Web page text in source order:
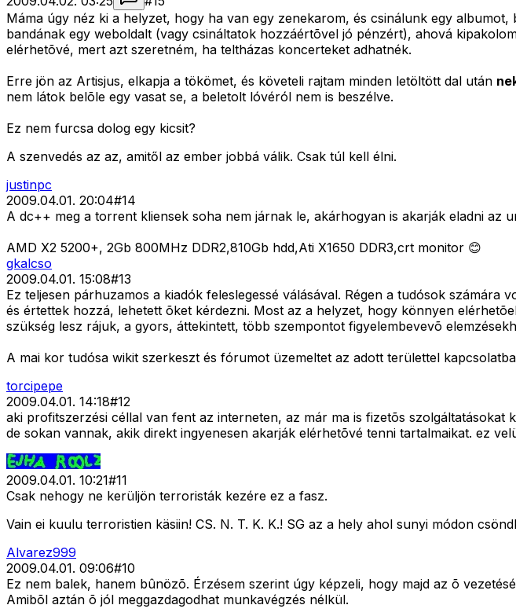
Máma úgy néz ki a helyzet, hogy ha van egy zenekarom, és csinálunk egy
bandának egy weboldalt (vagy csináltatok hozzáértõvel jó pénzért), ahová
elérhetõvé, mert azt szeretném, ha teltházas koncerteket adhatnék.
Erre jön az Artisjus, elkapja a tökömet, és követeli rajtam minden letöltött dal után
nem látok belõle egy vasat se, a beletolt lóvéról nem is beszélve.
Ez nem furcsa dolog egy kicsit?
A szenvedés az az, amitől az ember jobbá válik. Csak túl kell élni.
justinpc
2009.04.01. 20:04#14
A dc++ meg a torrent kliensek soha nem járnak le, akárhogyan is akarják eladni az
AMD X2 5200+, 2Gb 800MHz DDR2,810Gb hdd,Ati X1650 DDR3,crt monitor 😊
gkalcso
2009.04.01. 15:08#13
Ez teljesen párhuzamos a kiadók feleslegessé válásával. Régen a tudósok
és értettek hozzá, lehetett õket kérdezni. Most az a helyzet, hogy könnyen
szükség lesz rájuk, a gyors, áttekintett, több szempontot figyelembevevõ
A mai kor tudósa wikit szerkeszt és fórumot üzemeltet az adott területtel
torcipepe
2009.04.01. 14:18#12
aki profitszerzési céllal van fent az interneten, az már ma is fizetõs szolgáltatásokat
de sokan vannak, akik direkt ingyenesen akarják elérhetõvé tenni tartalmaikat. ez
2009.04.01. 10:21#11
Csak nehogy ne kerüljön terroristák kezére ez a fasz.
Vain ei kuulu terroristien käsiin! CS. N. T. K. K.! SG az a hely ahol sunyi módon
Alvarez999
2009.04.01. 09:06#10
Ez nem balek, hanem bûnözõ. Érzésem szerint úgy képzeli, hogy majd az õ
Amibõl aztán õ jól meggazdagodhat munkavégzés nélkül.